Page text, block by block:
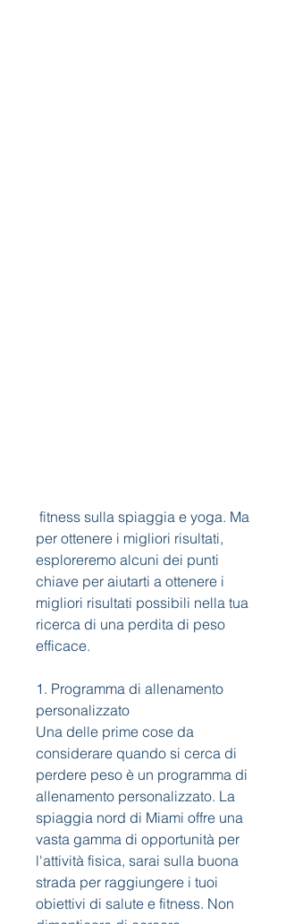
per ottenere i migliori risultati,
esploreremo alcuni dei punti
chiave per aiutarti a ottenere i
migliori risultati possibili nella tua
ricerca di una perdita di peso
efficace.
1. Programma di allenamento
personalizzato
Una delle prime cose da
considerare quando si cerca di
perdere peso è un programma di
allenamento personalizzato. La
spiaggia nord di Miami offre una
vasta gamma di opportunità per
l'attività fisica, sarai sulla buona
strada per raggiungere i tuoi
obiettivi di salute e fitness. Non